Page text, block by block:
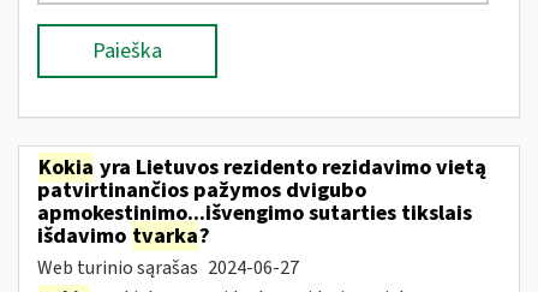
Paieška
Kokia yra Lietuvos rezidento rezidavimo vietą
patvirtinančios pažymos dvigubo
apmokestinimo...išvengimo sutarties tikslais
išdavimo tvarka?
Web turinio sąrašas 2024-06-27